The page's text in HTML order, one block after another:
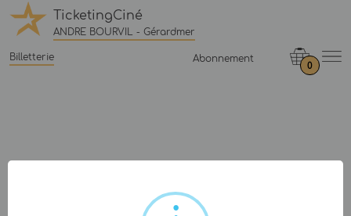
TicketingCiné
ANDRE BOURVIL - Gérardmer
Billetterie Abonnement
0